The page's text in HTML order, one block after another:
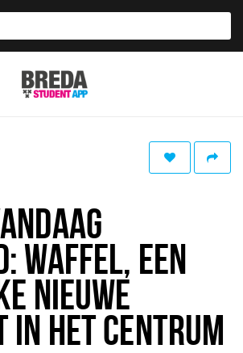
FAQ!
Breda
Student
WAFFEL, EEN
NIEUWE
IN HET CENTRUM